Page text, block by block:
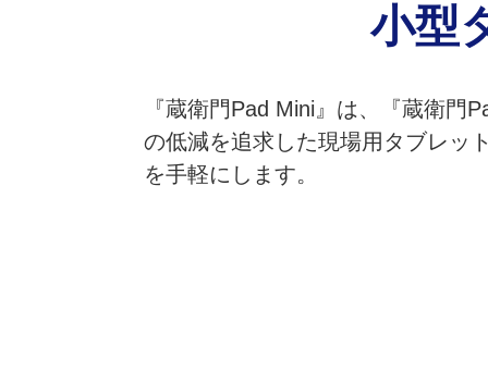
小型
『蔵衛門Pad Mini』は、『蔵衛門
の低減を追求した現場用タブレッ
を手軽にします。